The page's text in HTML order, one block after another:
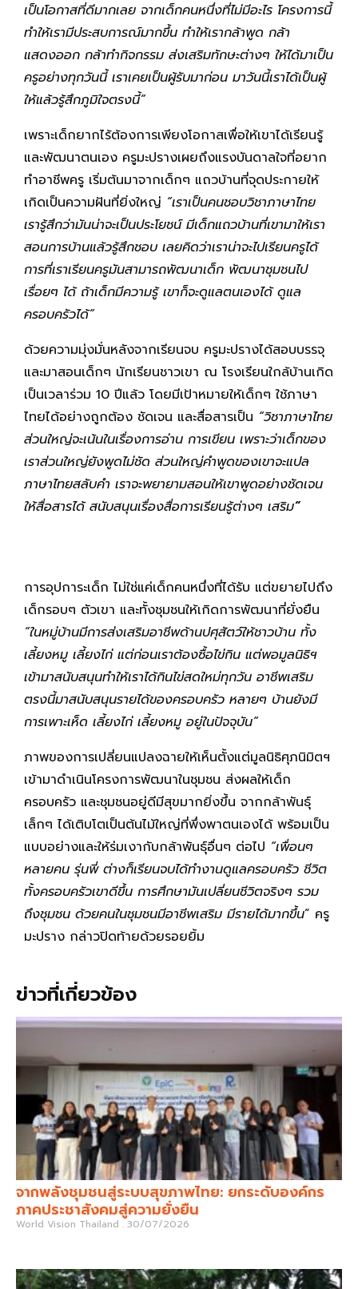
เป็นโอกาสที่ดีมากเลย จากเด็กคนหนึ่งที่ไม่มีอะไร โครงการนี้
ทำให้เรามีประสบการณ์มากขึ้น ทำให้เรากล้าพูด กล้า
แสดงออก กล้าทำกิจกรรม ส่งเสริมทักษะต่างๆ ให้ได้มาเป็น
ครูอย่างทุกวันนี้ เราเคยเป็นผู้รับมาก่อน มาวันนี้เราได้เป็นผู้
ให้แล้วรู้สึกภูมิใจตรงนี้”
เพราะเด็กยากไร้ต้องการเพียงโอกาสเพื่อให้เขาได้เรียนรู้
และพัฒนาตนเอง ครูมะปรางเผยถึงแรงบันดาลใจที่อยาก
ทำอาชีพครู เริ่มต้นมาจากเด็กๆ แถวบ้านที่จุดประกายให้
เกิดเป็นความฝันที่ยิ่งใหญ่ “เราเป็นคนชอบวิชาภาษาไทย
เรารู้สึกว่ามันน่าจะเป็นประโยชน์ มีเด็กแถวบ้านที่เขามาให้เรา
สอนการบ้านแล้วรู้สึกชอบ เลยคิดว่าเราน่าจะไปเรียนครูได้
การที่เราเรียนครูมันสามารถพัฒนาเด็ก พัฒนาชุมชนไป
เรื่อยๆ ได้ ถ้าเด็กมีความรู้ เขาก็จะดูแลตนเองได้ ดูแล
ครอบครัวได้”
ด้วยความมุ่งมั่นหลังจากเรียนจบ ครูมะปรางได้สอบบรรจุ
และมาสอนเด็กๆ นักเรียนชาวเขา ณ โรงเรียนใกล้บ้านเกิด
เป็นเวลาร่วม 10 ปีแล้ว โดยมีเป้าหมายให้เด็กๆ ใช้ภาษา
ไทยได้อย่างถูกต้อง ชัดเจน และสื่อสารเป็น “วิชาภาษาไทย
ส่วนใหญ่จะเน้นในเรื่องการอ่าน การเขียน เพราะว่าเด็กของ
เราส่วนใหญ่ยังพูดไม่ชัด ส่วนใหญ่คำพูดของเขาจะแปล
ภาษาไทยสลับคำ เราจะพยายามสอนให้เขาพูดอย่างชัดเจน
ให้สื่อสารได้ สนับสนุนเรื่องสื่อการเรียนรู้ต่างๆ เสริม”
การอุปการะเด็ก ไม่ใช่แค่เด็กคนหนึ่งที่ได้รับ แต่ขยายไปถึง
เด็กรอบๆ ตัวเขา และทั้งชุมชนให้เกิดการพัฒนาที่ยั่งยืน
“ในหมู่บ้านมีการส่งเสริมอาชีพด้านปศุสัตว์ให้ชาวบ้าน ทั้ง
เลี้ยงหมู เลี้ยงไก่ แต่ก่อนเราต้องซื้อไข่กิน แต่พอมูลนิธิฯ
เข้ามาสนับสนุนทำให้เราได้กินไข่สดใหม่ทุกวัน อาชีพเสริม
ตรงนี้มาสนับสนุนรายได้ของครอบครัว หลายๆ บ้านยังมี
การเพาะเห็ด เลี้ยงไก่ เลี้ยงหมู อยู่ในปัจจุบัน”
ภาพของการเปลี่ยนแปลงฉายให้เห็นตั้งแต่มูลนิธิศุภนิมิตฯ
เข้ามาดำเนินโครงการพัฒนาในชุมชน ส่งผลให้เด็ก
ครอบครัว และชุมชนอยู่ดีมีสุขมากยิ่งขึ้น จากกล้าพันธุ์
เล็กๆ ได้เติบโตเป็นต้นไม้ใหญ่ที่พึ่งพาตนเองได้ พร้อมเป็น
แบบอย่างและให้ร่มเงากับกล้าพันธุ์อื่นๆ ต่อไป “เพื่อนๆ
หลายคน รุ่นพี่ ต่างก็เรียนจบได้ทำงานดูแลครอบครัว ชีวิต
ทั้งครอบครัวเขาดีขึ้น การศึกษามันเปลี่ยนชีวิตจริงๆ รวม
ถึงชุมชน ด้วยคนในชุมชนมีอาชีพเสริม มีรายได้มากขึ้น” ครู
มะปราง กล่าวปิดท้ายด้วยรอยยิ้ม
ข่าวที่เกี่ยวข้อง
จากพลังชุมชนสู่ระบบสุขภาพไทย: ยกระดับองค์กร
ภาคประชาสังคมสู่ความยั่งยืน
World Vision Thailand 30/07/2026